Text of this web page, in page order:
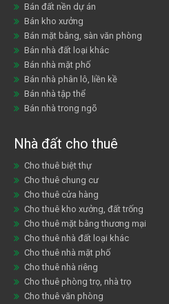
Bán đất nền dự án
Bán kho xưởng
Bán mặt bằng, sàn văn phòng
Bán nhà đất loại khác
Bán nhà mặt phố
Bán nhà phân lô, liền kề
Bán nhà tập thể
Bán nhà trong ngõ
Nhà đất cho thuê
Cho thuê biệt thự
Cho thuê chung cư
Cho thuê cửa hàng
Cho thuê kho xưởng, đất trống
Cho thuê mặt bằng thương mại
Cho thuê nhà đất loại khác
Cho thuê nhà mặt phố
Cho thuê nhà riêng
Cho thuê phòng trọ, nhà trọ
Cho thuê văn phòng